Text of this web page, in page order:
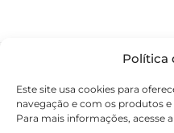
Política
Este site usa cookies para
navegação e com os produtos
Para mais informações, acesse